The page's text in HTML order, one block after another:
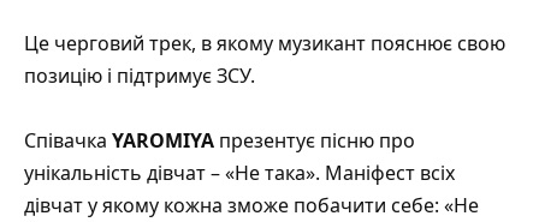
Це черговий трек, в якому музикант пояснює свою
позицію і підтримує ЗСУ.
Співачка YAROMIYA презентує пісню про
унікальність дівчат –«Не така». Маніфест всіх
дівчат у якому кожна зможе побачити себе: «Не